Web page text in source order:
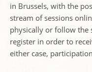
in Brussels, with the
stream of sessions
physically or follow the
register in order to
either case,